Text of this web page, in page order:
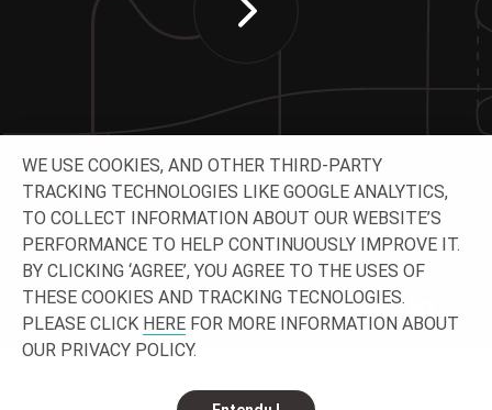
WE USE COOKIES, AND OTHER THIRD-PARTY
TRACKING TECHNOLOGIES LIKE GOOGLE ANALYTICS,
TO COLLECT INFORMATION ABOUT OUR WEBSITE’S
PERFORMANCE TO HELP CONTINUOUSLY IMPROVE IT.
BY CLICKING ‘AGREE’, YOU AGREE TO THE USES OF
THESE COOKIES AND TRACKING TECNOLOGIES.
PLEASE CLICK HERE FOR MORE INFORMATION ABOUT
OUR PRIVACY POLICY.